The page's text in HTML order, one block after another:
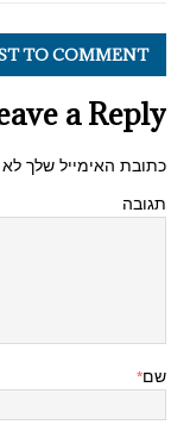
TO COMMENT
a Reply
כתובת האימייל שלך
תגובה
שם*